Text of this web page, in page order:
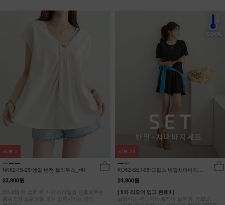
NK62-TS-25/엔릴 반전 블라우스_HR
23,900원
[55-88] 한 벌로 두 가지 스타일을 연출해주는
활용도와 실용성을 모두 만족시키는 반전
리뷰 3
KO62-SET-05/크립스 반팔치마바지세
트_HR
24,900원
[ 5차 리오더 입고 완료!! ]
살랑이는 텍스처와 플레어 실루엣, 가볍고
리뷰 23